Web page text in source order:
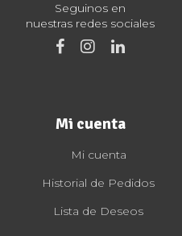
Seguinos en
nuestras redes sociales
Mi cuenta
Mi cuenta
Historial de Pedidos
Lista de Deseos